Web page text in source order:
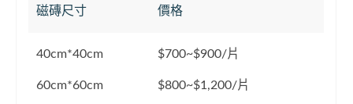
磁磚尺寸 價格
40cm*40cm $700~$900/片
60cm*60cm $800~$1,200/片